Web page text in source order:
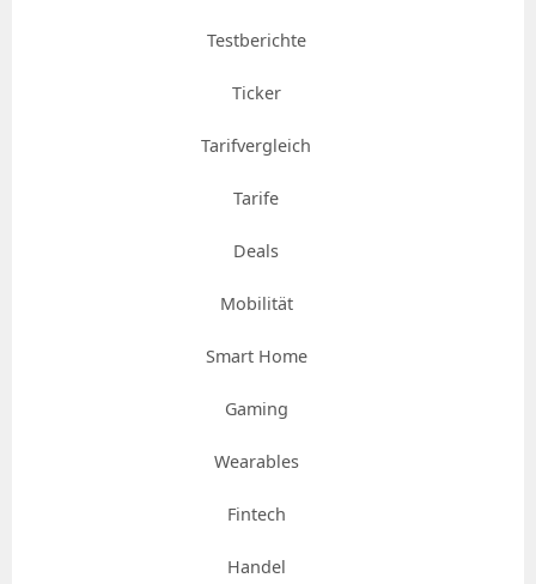
Testberichte
Ticker
Tarifvergleich
Tarife
Deals
Mobilität
Smart Home
Gaming
Wearables
Fintech
Handel